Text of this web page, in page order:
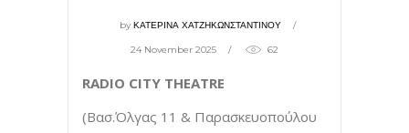
byΚΑΤΕΡΙΝΑ ΧΑΤΖΗΚΩΝΣΤΑΝΤΙΝΟΥ
24 November 2025 62
RADIO CITY THEATRE
(Βασ.Όλγας 11 & Παρασκευοπούλου